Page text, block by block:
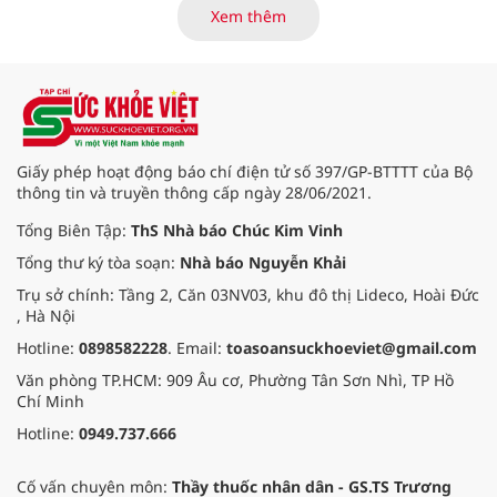
là những nội dung trọng tâm được
báo cáo tại Hội thảo khoa học cập
Xem thêm
Giấy phép hoạt động báo chí điện tử số 397/GP-BTTTT của Bộ
thông tin và truyền thông cấp ngày 28/06/2021.
Tổng Biên Tập: ThS Nhà báo Chúc Kim Vinh
Tổng thư ký tòa soạn: Nhà báo Nguyễn Khải
Trụ sở chính: Tầng 2, Căn 03NV03, khu đô thị Lideco, Hoài Đức
, Hà Nội
Hotline: 0898582228. Email: toasoansuckhoeviet@gmail.com
Văn phòng TP.HCM: 909 Âu cơ, Phường Tân Sơn Nhì, TP Hồ
Chí Minh
Hotline: 0949.737.666
Cố vấn chuyên môn: Thầy thuốc nhân dân - GS.TS Trương